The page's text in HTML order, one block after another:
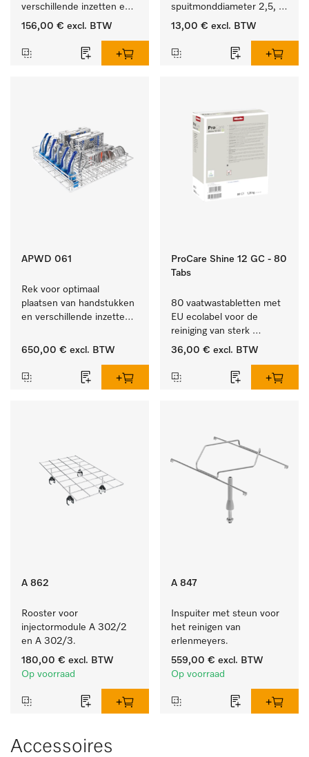
verschillende inzetten en
zeefschalen.
156,00 € excl. BTW
spuitmonddiameter 2,5,
lengte 125 mm, 1 stuk.
13,00 € excl. BTW
APWD 061
Rek voor optimaal
plaatsen van handstukken
en verschillende inzetten
650,00 € excl. BTW
ProCare Shine 12 GC - 80
Tabs
80 vaatwastabletten met
EU ecolabel voor de
reiniging van sterk
vervuild serviesgoed,
36,00 € excl. BTW
A 862
Rooster voor
injectormodule A 302/2
en A 302/3.
180,00 € excl. BTW
Op voorraad
A 847
Inspuiter met steun voor
het reinigen van
erlenmeyers.
559,00 € excl. BTW
Op voorraad
Accessoires